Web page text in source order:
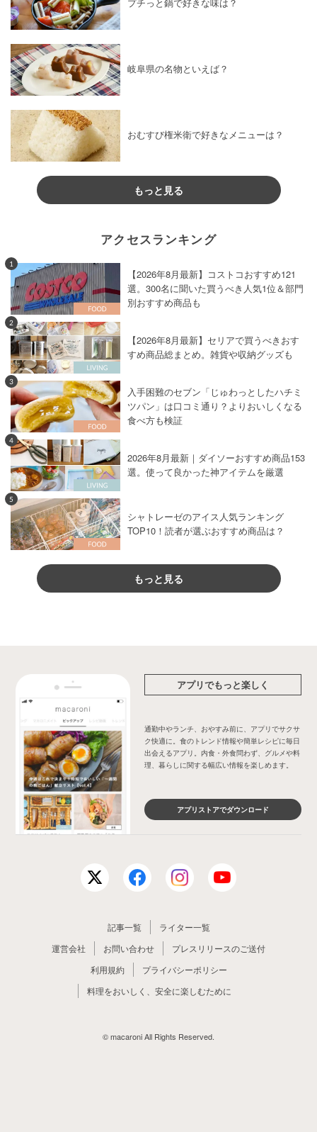
プチっと鍋で好きな味は？
岐阜県の名物といえば？
おむすび権米衛で好きなメニューは？
もっと見る
アクセスランキング
1
【2026年8月最新】コストコおすすめ121
選。300名に聞いた買うべき人気1位＆部門
別おすすめ商品も
2
【2026年8月最新】セリアで買うべきおす
すめ商品総まとめ。雑貨や収納グッズも
3
入手困難のセブン「じゅわっとしたハチミ
ツパン」は口コミ通り？よりおいしくなる
食べ方も検証
4
2026年8月最新｜ダイソーおすすめ商品153
選。使って良かった神アイテムを厳選
5
シャトレーゼのアイス人気ランキング
TOP10！読者が選ぶおすすめ商品は？
もっと見る
アプリでもっと楽しく
通勤中やランチ、おやすみ前に、アプリでサクサ
ク快適に。食のトレンド情報や簡単レシピに毎日
出会えるアプリ。内食・外食問わず、グルメや料
理、暮らしに関する幅広い情報を楽しめます。
アプリストアでダウンロード
記事一覧
ライター一覧
運営会社
お問い合わせ
プレスリリースのご送付
利用規約
プライバシーポリシー
料理をおいしく、安全に楽しむために
© macaroni All Rights Reserved.